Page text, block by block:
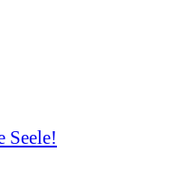
Seele!